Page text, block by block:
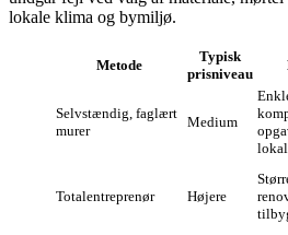
lokale klima og bymiljø.
Metode
Typisk
prisniveau
Selvstændig, faglært
murer
Medium
Totalentreprenør Højere